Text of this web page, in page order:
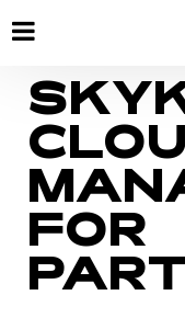
FOR